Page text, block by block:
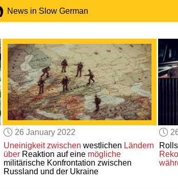
News in Slow German
26 January 2022
Uneinigkeit zwischen westlichen Ländern
überReaktion auf eine mögliche
militärische Konfrontation zwischen
Russland und der Ukraine